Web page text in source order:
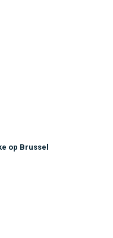
op Brussel